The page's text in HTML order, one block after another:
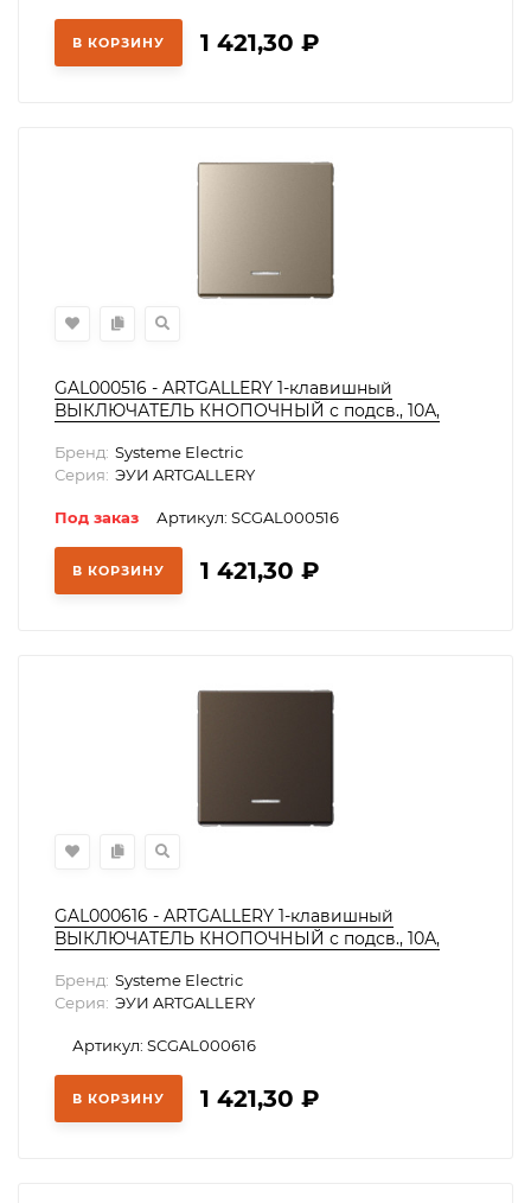
В КОРЗИНУ 1 421,30 ₽
GAL000516 - ARTGALLERY 1-клавишный
ВЫКЛЮЧАТЕЛЬ КНОПОЧНЫЙ с подсв., 10А,
Бренд: Systeme Electric
Серия: ЭУИ ARTGALLERY
Под заказ Артикул: SCGAL000516
В КОРЗИНУ 1 421,30 ₽
GAL000616 - ARTGALLERY 1-клавишный
ВЫКЛЮЧАТЕЛЬ КНОПОЧНЫЙ с подсв., 10А,
Бренд: Systeme Electric
Серия: ЭУИ ARTGALLERY
Артикул: SCGAL000616
В КОРЗИНУ 1 421,30 ₽